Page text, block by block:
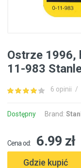
Ostrze 1996,
11-983
6 opinii /
Dostępny Brand:
Cena od: 6.99 zł
Gdzie kupić